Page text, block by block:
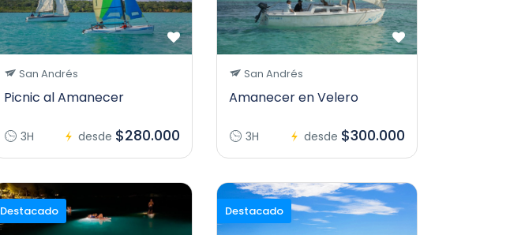
San Andrés
Picnic al Amanecer
3H desde $280.000
San Andrés
Amanecer en Velero
3H desde $300.000
Destacado Destacado